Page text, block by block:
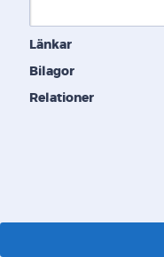
Länkar
Bilagor
Relationer